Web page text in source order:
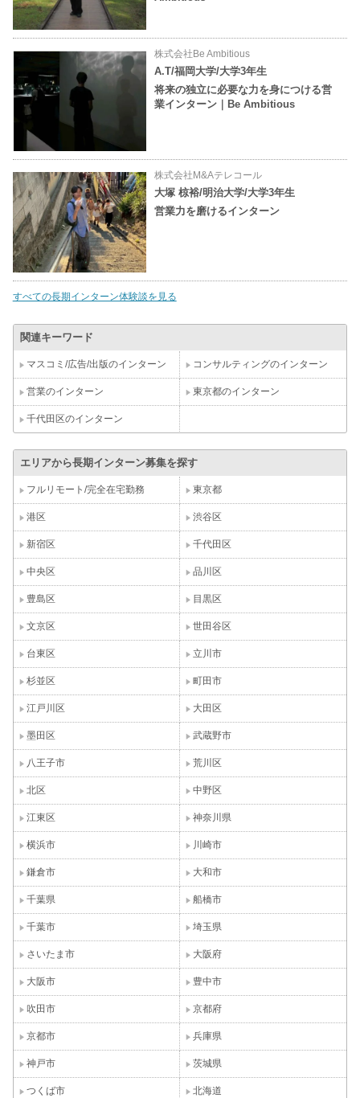
株式会社Be Ambitious
A.T/福岡大学/大学3年生
将来の独立に必要な力を身につける営
業インターン｜Be Ambitious
株式会社M&Aテレコール
大塚 椋裕/明治大学/大学3年生
営業力を磨けるインターン
すべての長期インターン体験談を見る
関連キーワード
マスコミ/広告/出版のインターン コンサルティングのインターン
営業のインターン 東京都のインターン
千代田区のインターン
エリアから長期インターン募集を探す
フルリモート/完全在宅勤務 東京都
港区 渋谷区
新宿区 千代田区
中央区 品川区
豊島区 目黒区
文京区 世田谷区
台東区 立川市
杉並区 町田市
江戸川区 大田区
墨田区 武蔵野市
八王子市 荒川区
北区 中野区
江東区 神奈川県
横浜市 川崎市
鎌倉市 大和市
千葉県 船橋市
千葉市 埼玉県
さいたま市 大阪府
大阪市 豊中市
吹田市 京都府
京都市 兵庫県
神戸市 茨城県
つくば市 北海道